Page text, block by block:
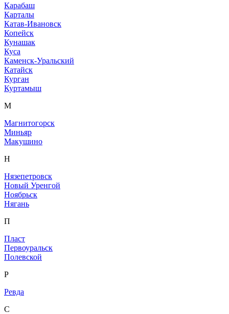
Карабаш
Карталы
Катав-Ивановск
Копейск
Кунашак
Куса
Каменск-Уральский
Катайск
Курган
Куртамыш
М
Магнитогорск
Миньяр
Макушино
Н
Нязепетровск
Новый Уренгой
Ноябрьск
Нягань
П
Пласт
Первоуральск
Полевской
Р
Ревда
С